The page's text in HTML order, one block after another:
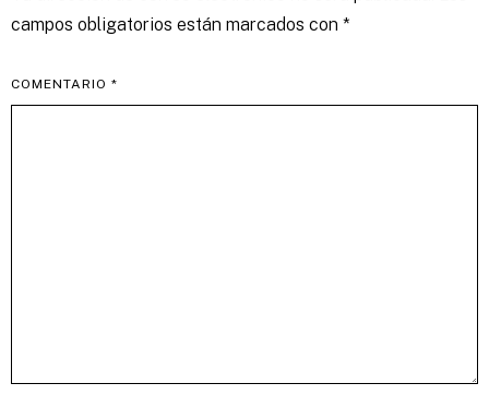
campos obligatorios están marcados con *
COMENTARIO *